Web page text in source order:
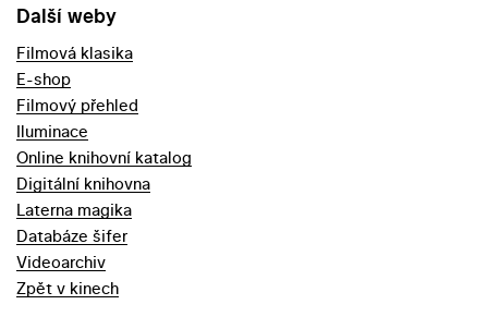
Další weby
Filmová klasika
E-shop
Filmový přehled
Iluminace
Online knihovní katalog
Digitální knihovna
Laterna magika
Databáze šifer
Videoarchiv
Zpět v kinech